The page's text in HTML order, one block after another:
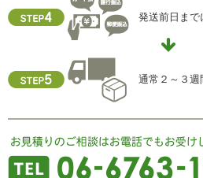
発送前日まで
通常２～３週